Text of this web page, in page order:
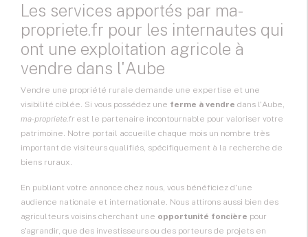
Les services apportés par ma-
propriete.fr pour les internautes qui
ont une exploitation agricole à
vendre dans l'Aube
Vendre une propriété rurale demande une expertise et une
visibilité ciblée. Si vous possédez une ferme à vendre dans l'Aube,
ma-propriete.fr est le partenaire incontournable pour valoriser votre
patrimoine. Notre portail accueille chaque mois un nombre très
important de visiteurs qualifiés, spécifiquement à la recherche de
biens ruraux.
En publiant votre annonce chez nous, vous bénéficiez d'une
audience nationale et internationale. Nous attirons aussi bien des
agriculteurs voisins cherchant une opportunité foncière pour
s'agrandir, que des investisseurs ou des porteurs de projets en